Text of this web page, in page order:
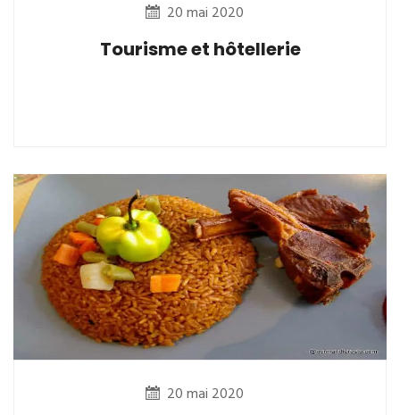
20 mai 2020
Tourisme et hôtellerie
20 mai 2020